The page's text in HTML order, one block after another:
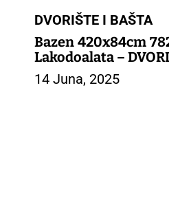
DVORIŠTE I BAŠTA
Bazen 420x84cm
Lakodoalata –
14 Juna, 2025